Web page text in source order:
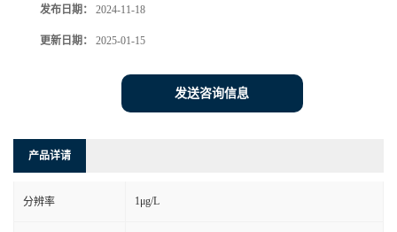
发布日期： 2024-11-18
更新日期： 2025-01-15
发送咨询信息
产品详请
分辨率 1μg/L